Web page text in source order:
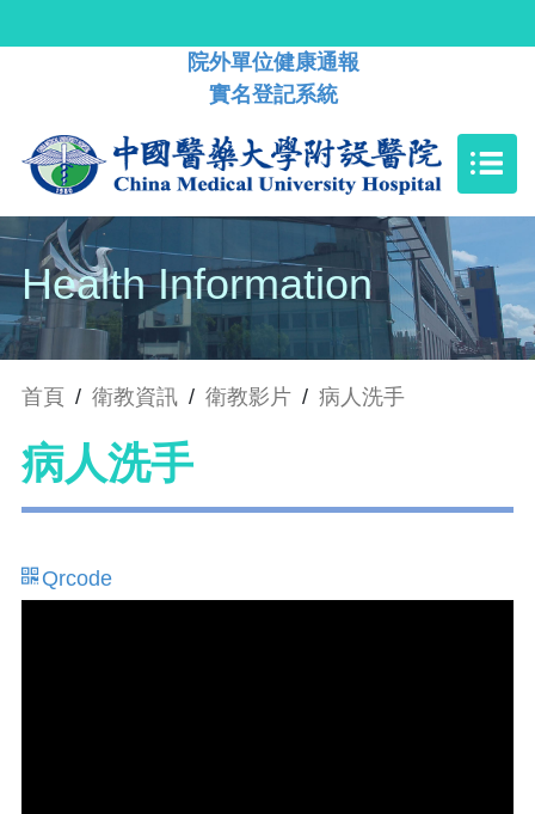
院外單位健康通報
實名登記系統
Health Information
首頁 / 衛教資訊 / 衛教影片 / 病人洗手
病人洗手
Qrcode